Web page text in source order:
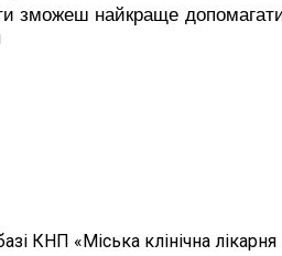
зможеш найкраще
кардіолога нашого
та невідкладної допомоги в м.
І не помилилася!
до знань, набуття цінного
нашому лікарю.
КНП «Міська клінічна лікарня